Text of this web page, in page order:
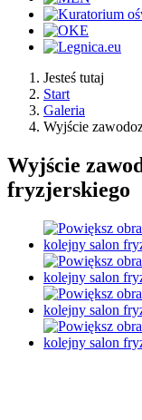
Jesteś tutaj
Start
Galeria
Wyjście
Wyjście
fryzjerskiego